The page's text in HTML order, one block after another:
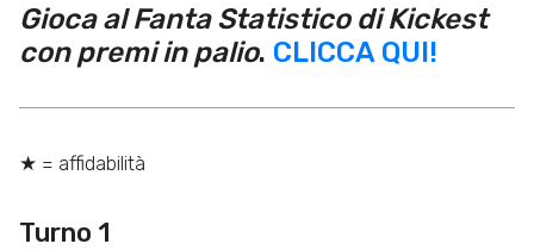
Gioca al Fanta Statistico di Kickest
con premi in palio. CLICCA QUI!
★ = affidabilità
Turno 1